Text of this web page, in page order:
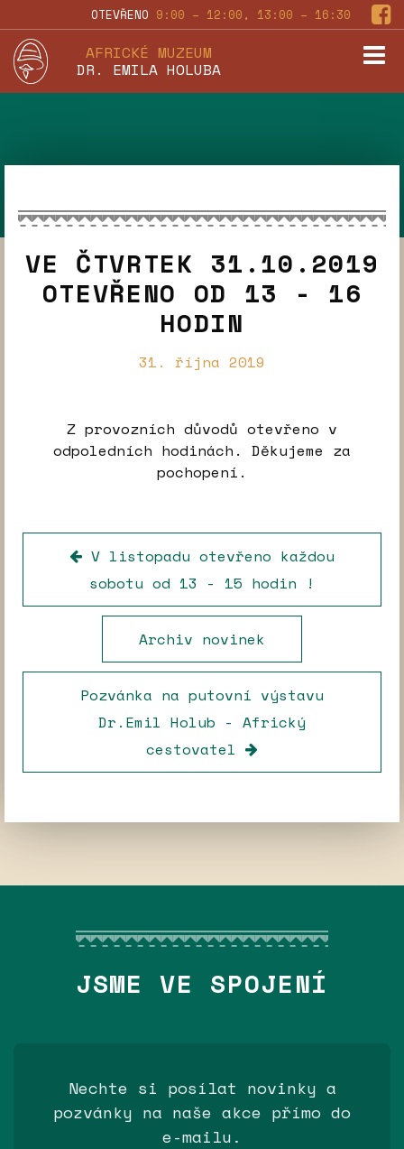
OTEVŘENO 9:00 – 12:00, 13:00 – 16:30
AFRICKÉ MUZEUM
DR. EMILA HOLUBA
VE ČTVRTEK 31.10.2019
OTEVŘENO OD 13 - 16
HODIN
31. října 2019
Z provozních důvodů otevřeno v
odpoledních hodinách. Děkujeme za
pochopení.
V listopadu otevřeno každou
sobotu od 13 - 15 hodin !
Archiv novinek
Pozvánka na putovní výstavu
Dr.Emil Holub - Africký
cestovatel
JSME VE SPOJENÍ
Nechte si posílat novinky a
pozvánky na naše akce přímo do
e-mailu.